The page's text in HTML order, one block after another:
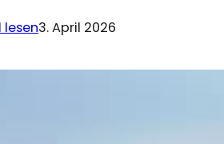
lesen3. April 2026